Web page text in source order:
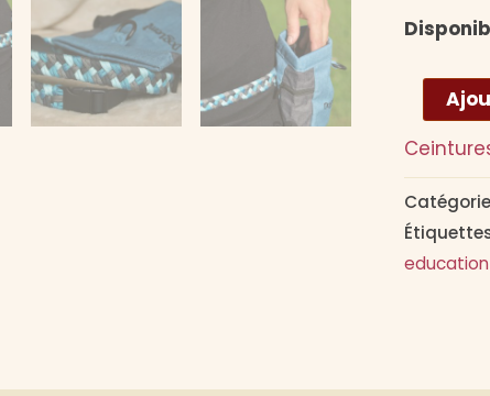
quantité
de
Ceinture
sacoche
à
education